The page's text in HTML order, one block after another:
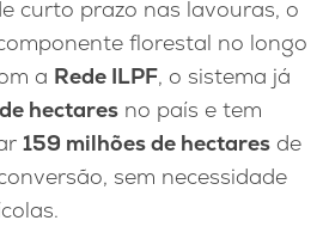
curto prazo nas lavouras, o
florestal no longo
a Rede ILPF, o sistema já
hectares no país e tem
159 milhões de hectares de
sem necessidade